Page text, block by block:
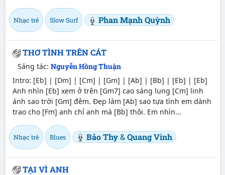
Nhạc trẻ Slow Surf Phan Mạnh Quỳnh
THƠ TÌNH TRÊN CÁT
Sáng tác: Nguyễn Hồng Thuận
Intro: [Eb] | [Dm] | [Cm] | [Gm] | [Ab] | [Bb] | [Eb] | [Eb]
Anh nhìn [Eb] xem ở trên [Gm7] cao sáng lung [Cm] linh
ánh sao trời [Gm] đêm. Đẹp làm [Ab] sao tựa tình em dành
trao cho [Fm] anh chỉ anh mà [Bb] thôi. Em nhìn...
Nhạc trẻ Blues Bảo Thy&Quang Vinh
TẠI VÌ ANH